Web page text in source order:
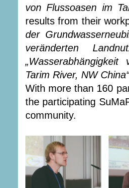
von Flussoasen im
results from their
der
veränderten
Tarim River, NW China“
With more than 160
the participating
community.